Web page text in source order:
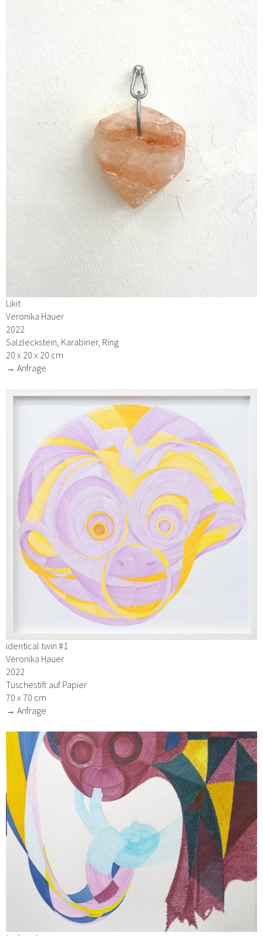
Likit
Veronika Hauer
2022
Salzleckstein, Karabiner, Ring
20 x 20 x 20 cm
→ Anfrage
identical twin #1
Veronika Hauer
2022
Tuschestift auf Papier
70 x 70 cm
→ Anfrage